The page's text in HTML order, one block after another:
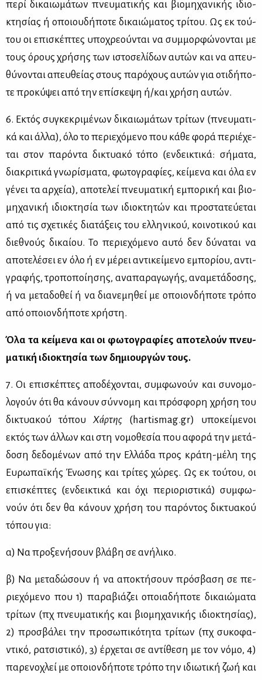
πε­ρί δι­καιω­μά­των πνευ­μα­τι­κής και βιο­μη­χα­νι­κής ιδιο­
κτη­σί­ας ή οποιου­δή­πο­τε δι­καιώ­μα­τος τρί­του. Ως εκ τού­
του οι επι­σκέ­πτες υπο­χρε­ού­νται να συμ­μορ­φώ­νο­νται με
τους όρους χρή­σης των ιστο­σε­λί­δων αυ­τών και να απευ­
θύ­νο­νται απευ­θεί­ας στους πα­ρό­χους αυ­τών για οτι­δή­πο­
τε προ­κύ­ψει από την επί­σκε­ψη ή/και χρή­ση αυ­τών.
6. Εκτός συ­γκε­κρι­μέ­νων δι­καιω­μά­των τρί­των (πνευ­μα­τι­
κά και άλ­λα), όλο το πε­ριε­χό­με­νο που κά­θε φο­ρά πε­ριέ­χε­
ται στον πα­ρό­ντα δι­κτυα­κό τό­πο (εν­δει­κτι­κά: σή­μα­τα,
δια­κρι­τι­κά γνω­ρί­σμα­τα, φω­το­γρα­φί­ες, κεί­με­να και όλα εν
γέ­νει τα αρ­χεία), απο­τε­λεί πνευ­μα­τι­κή εμπο­ρι­κή και βιο­
μη­χα­νι­κή ιδιο­κτη­σία των ιδιο­κτη­τών και προ­στα­τεύ­ε­ται
από τις σχε­τι­κές δια­τά­ξεις του ελ­λη­νι­κού, κοι­νο­τι­κού και
διε­θνούς δι­καί­ου. Το πε­ριε­χό­με­νο αυ­τό δεν δύ­να­ται να
απο­τε­λέ­σει εν όλο ή εν μέ­ρει αντι­κεί­με­νο εμπο­ρί­ου, αντι­
γρα­φής, τρο­πο­ποί­η­σης, ανα­πα­ρα­γω­γής, ανα­με­τά­δο­σης,
ή να με­τα­δο­θεί ή να δια­νε­μη­θεί με οποιον­δή­πο­τε τρό­πο
από οποιον­δή­πο­τε xρή­στη.
Όλα τα κεί­με­να και οι φω­το­γρα­φί­ες απο­τε­λούν πνευ­
μα­τι­κή ιδιο­κτη­σία των δη­μιουρ­γών τους.
7. Οι επι­σκέ­πτες απο­δέ­χο­νται, συμ­φω­νούν και συ­νο­μο­
λο­γούν ότι θα κά­νουν σύν­νο­μη και πρό­σφο­ρη χρή­ση του
δι­κτυα­κού τό­που Χάρ­της (hartismag.gr) υπο­κεί­με­νοι
εκτός των άλ­λων και στη νο­μο­θε­σία που αφο­ρά την με­τά­
δο­ση δε­δο­μέ­νων από την Ελ­λά­δα προς κρά­τη-μέ­λη της
Ευ­ρω­παϊ­κής Ένω­σης και τρί­τες χώ­ρες. Ως εκ τού­του, οι
επι­σκέ­πτες (εν­δει­κτι­κά και όχι πε­ριο­ρι­στι­κά) συμ­φω­
νούν ότι δεν θα κά­νουν χρή­ση του πα­ρό­ντος δι­κτυα­κού
τό­που για:
α) Να προ­ξε­νή­σουν βλά­βη σε ανή­λι­κο.
β) Να με­τα­δώ­σουν ή να απο­κτή­σουν πρό­σβα­ση σε πε­
ριε­χό­με­νο που 1) πα­ρα­βιά­ζει οποια­δή­πο­τε δι­καιώ­μα­τα
τρί­των (πχ πνευ­μα­τι­κής και βιο­μη­χα­νι­κής ιδιο­κτη­σί­ας),
2) προ­σβά­λει την προ­σω­πι­κό­τη­τα τρί­των (πχ συ­κο­φα­
ντι­κό, ρα­τσι­στι­κό), 3) έρ­χε­ται σε αντί­θε­ση με τον νό­μο, 4)
πα­ρε­νο­χλεί με οποιον­δή­πο­τε τρό­πο την ιδιω­τι­κή ζωή και